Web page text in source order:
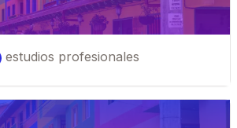
estudios profesionales